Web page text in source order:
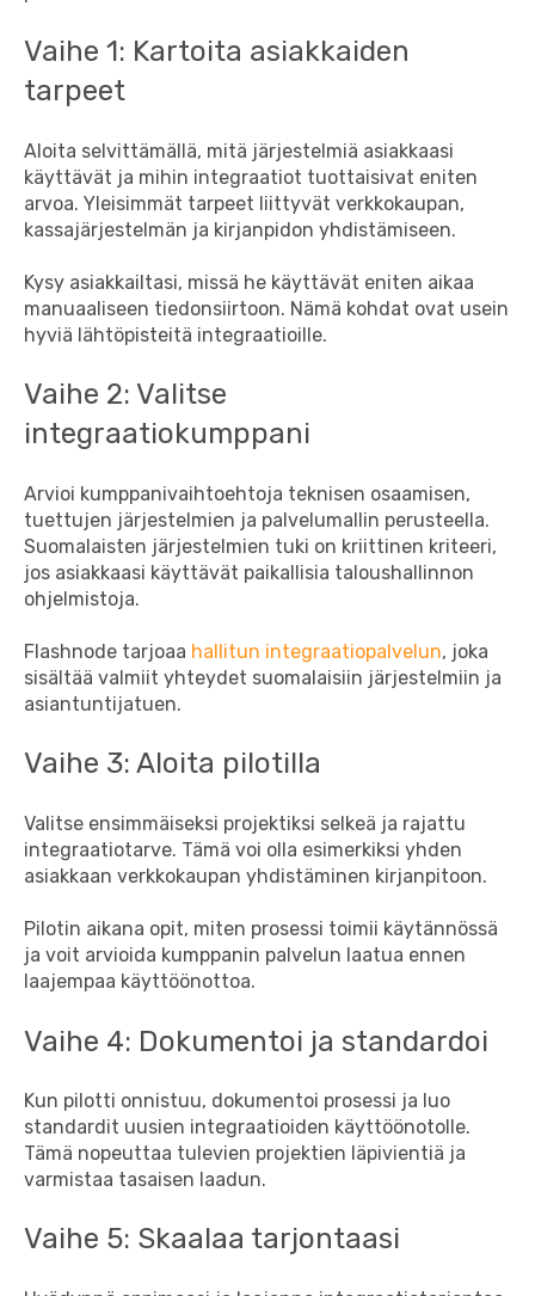
Vaihe 1: Kartoita asiakkaiden
tarpeet
Aloita selvittämällä, mitä järjestelmiä asiakkaasi
käyttävät ja mihin integraatiot tuottaisivat eniten
arvoa. Yleisimmät tarpeet liittyvät verkkokaupan,
kassajärjestelmän ja kirjanpidon yhdistämiseen.
Kysy asiakkailtasi, missä he käyttävät eniten aikaa
manuaaliseen tiedonsiirtoon. Nämä kohdat ovat usein
hyviä lähtöpisteitä integraatioille.
Vaihe 2: Valitse
integraatiokumppani
Arvioi kumppanivaihtoehtoja teknisen osaamisen,
tuettujen järjestelmien ja palvelumallin perusteella.
Suomalaisten järjestelmien tuki on kriittinen kriteeri,
jos asiakkaasi käyttävät paikallisia taloushallinnon
ohjelmistoja.
Flashnode tarjoaa hallitun integraatiopalvelun, joka
sisältää valmiit yhteydet suomalaisiin järjestelmiin ja
asiantuntijatuen.
Vaihe 3: Aloita pilotilla
Valitse ensimmäiseksi projektiksi selkeä ja rajattu
integraatiotarve. Tämä voi olla esimerkiksi yhden
asiakkaan verkkokaupan yhdistäminen kirjanpitoon.
Pilotin aikana opit, miten prosessi toimii käytännössä
ja voit arvioida kumppanin palvelun laatua ennen
laajempaa käyttöönottoa.
Vaihe 4: Dokumentoi ja standardoi
Kun pilotti onnistuu, dokumentoi prosessi ja luo
standardit uusien integraatioiden käyttöönotolle.
Tämä nopeuttaa tulevien projektien läpivientiä ja
varmistaa tasaisen laadun.
Vaihe 5: Skaalaa tarjontaasi